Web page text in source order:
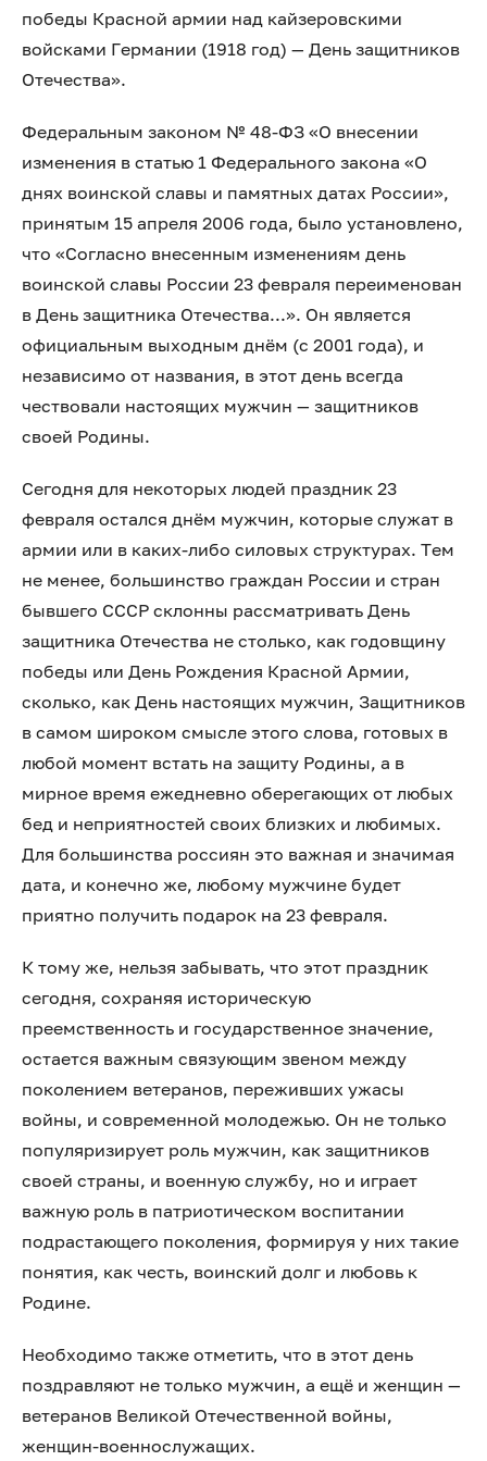
победы Красной армии над кайзеровскими
войсками Германии (1918 год) — День защитников
Отечества».
Федеральным законом № 48-ФЗ «О внесении
изменения в статью 1 Федерального закона «О
днях воинской славы и памятных датах России»,
принятым 15 апреля 2006 года, было установлено,
что «Согласно внесенным изменениям день
воинской славы России 23 февраля переименован
в День защитника Отечества...». Он является
официальным выходным днём (с 2001 года), и
независимо от названия, в этот день всегда
чествовали настоящих мужчин — защитников
своей Родины.
Сегодня для некоторых людей праздник 23
февраля остался днём мужчин, которые служат в
армии или в каких-либо силовых структурах. Тем
не менее, большинство граждан России и стран
бывшего СССР склонны рассматривать День
защитника Отечества не столько, как годовщину
победы или День Рождения Красной Армии,
сколько, как День настоящих мужчин, Защитников
в самом широком смысле этого слова, готовых в
любой момент встать на защиту Родины, а в
мирное время ежедневно оберегающих от любых
бед и неприятностей своих близких и любимых.
Для большинства россиян это важная и значимая
дата, и конечно же, любому мужчине будет
приятно получить подарок на 23 февраля.
К тому же, нельзя забывать, что этот праздник
сегодня, сохраняя историческую
преемственность и государственное значение,
остается важным связующим звеном между
поколением ветеранов, переживших ужасы
войны, и современной молодежью. Он не только
популяризирует роль мужчин, как защитников
своей страны, и военную службу, но и играет
важную роль в патриотическом воспитании
подрастающего поколения, формируя у них такие
понятия, как честь, воинский долг и любовь к
Родине.
Необходимо также отметить, что в этот день
поздравляют не только мужчин, а ещё и женщин —
ветеранов Великой Отечественной войны,
женщин-военнослужащих.